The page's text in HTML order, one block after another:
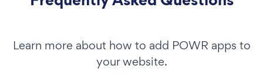
Learn more about how to add POWR apps to
your website.